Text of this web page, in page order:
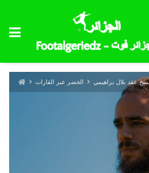
الخضر عبر القارات عقد بلال براهيمي